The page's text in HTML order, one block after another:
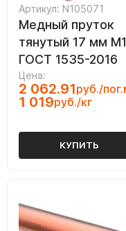
Артикул: N105071
Медный пруток
тянутый 17 мм
ГОСТ 1535-2016
Цена:
2 062.91руб./
1 019руб./кг
КУПИТЬ